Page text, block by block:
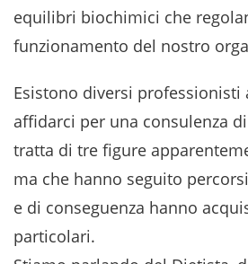
equilibri biochimici che
funzionamento del nostro
Esistono diversi professionisti
affidarci per una consulenza
tratta di tre figure
ma che hanno seguito
e di conseguenza hanno
particolari.